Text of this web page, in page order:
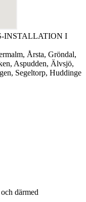
INSTALLATION I
Årsta, Gröndal,
Aspudden, Älvsjö,
Segeltorp, Huddinge
därmed